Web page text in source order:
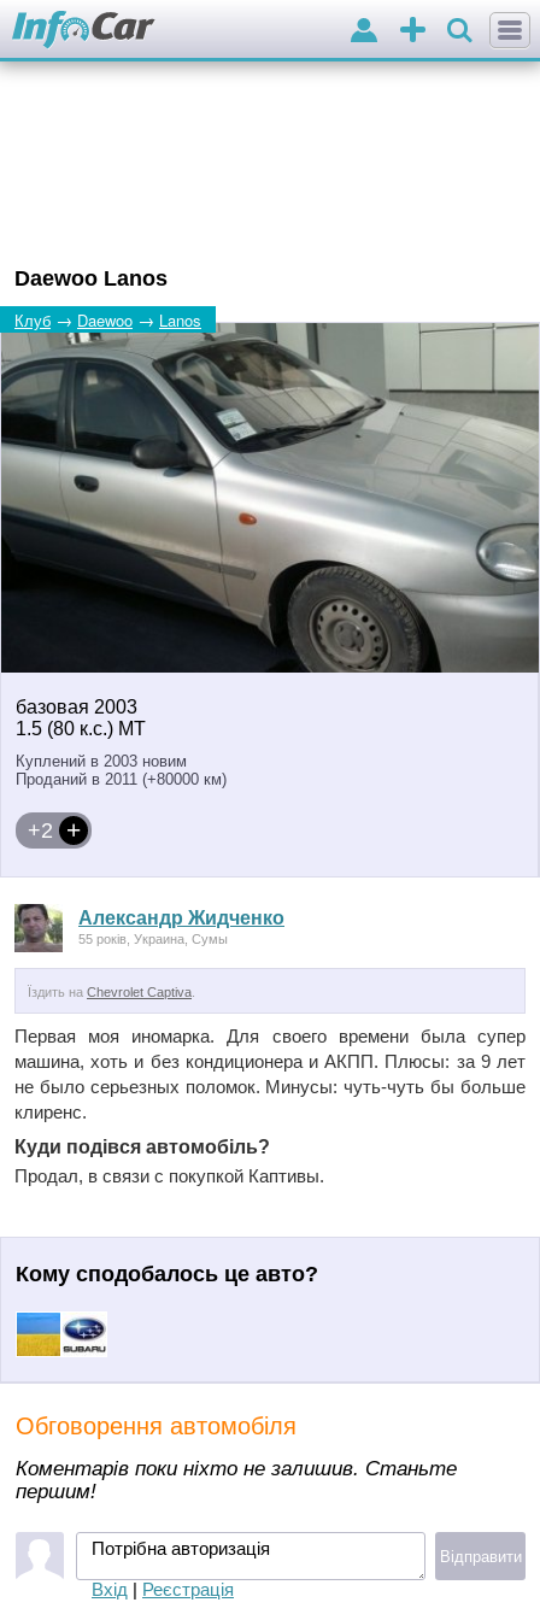
Додати
оголошення
Вхід
Daewoo Lanos
Клуб → Daewoo → Lanos
базовая 2003
1.5 (80 к.с.) MT
Куплений в 2003 новим
Проданий в 2011 (+80000 км)
+2
Александр Жидченко
55 років, Украина, Сумы
Їздить на Chevrolet Captiva
Первая моя иномарка. Для своего времени была супер
машина, хоть и без кондиционера и АКПП. Плюсы: за 9 лет
не было серьезных поломок. Минусы: чуть-чуть бы больше
клиренс.
Куди подівся автомобіль?
Продал, в связи с покупкой Каптивы.
Кому сподобалось це авто?
Обговорення автомобіля
Коментарів поки ніхто не залишив. Станьте
першим!
Потрібна авторизація
Вхід | Реєстрація
Відправити